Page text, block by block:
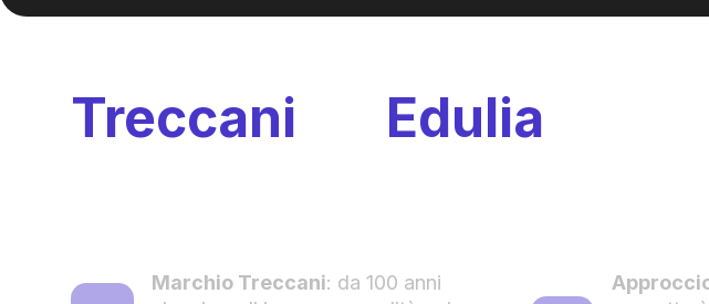
Treccani Edulia
Marchio Treccani: da 100 anni